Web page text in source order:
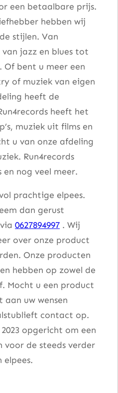
een betaalbare prijs.
hebben wij
stijlen. Van
jazz en blues tot
Of bent u meer een
of muziek van eigen
heeft de
heeft het
muziek uit films en
u van onze afdeling
Run4records
en nog veel meer.
prachtige elpees.
dan gerust
0627894997 . Wij
over onze product
Onze producten
hebben op zowel de
Mocht u een product
uw wensen
contact op.
opgericht om een
de steeds verder
elpees.